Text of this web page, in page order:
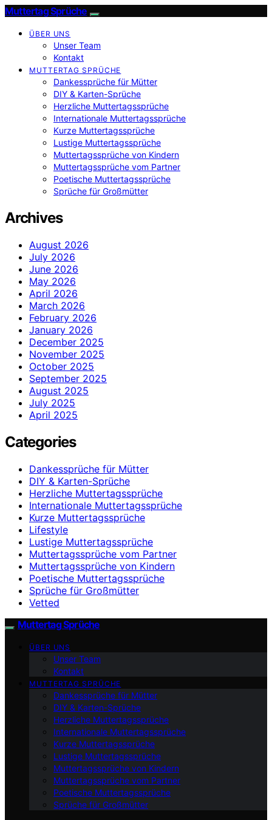
Muttertag Sprüche
ÜBER UNS
Unser Team
Kontakt
MUTTERTAG SPRÜCHE
Dankessprüche für Mütter
DIY & Karten-Sprüche
Herzliche Muttertagssprüche
Internationale Muttertagssprüche
Kurze Muttertagssprüche
Lustige Muttertagssprüche
Muttertagssprüche von Kindern
Muttertagssprüche vom Partner
Poetische Muttertagssprüche
Sprüche für Großmütter
Archives
August 2026
July 2026
June 2026
May 2026
April 2026
March 2026
February 2026
January 2026
December 2025
November 2025
October 2025
September 2025
August 2025
July 2025
April 2025
Categories
Dankessprüche für Mütter
DIY & Karten-Sprüche
Herzliche Muttertagssprüche
Internationale Muttertagssprüche
Kurze Muttertagssprüche
Lifestyle
Lustige Muttertagssprüche
Muttertagssprüche vom Partner
Muttertagssprüche von Kindern
Poetische Muttertagssprüche
Sprüche für Großmütter
Vetted
Muttertag Sprüche
ÜBER UNS
Unser Team
Kontakt
MUTTERTAG SPRÜCHE
Dankessprüche für Mütter
DIY & Karten-Sprüche
Herzliche Muttertagssprüche
Internationale Muttertagssprüche
Kurze Muttertagssprüche
Lustige Muttertagssprüche
Muttertagssprüche von Kindern
Muttertagssprüche vom Partner
Poetische Muttertagssprüche
Sprüche für Großmütter